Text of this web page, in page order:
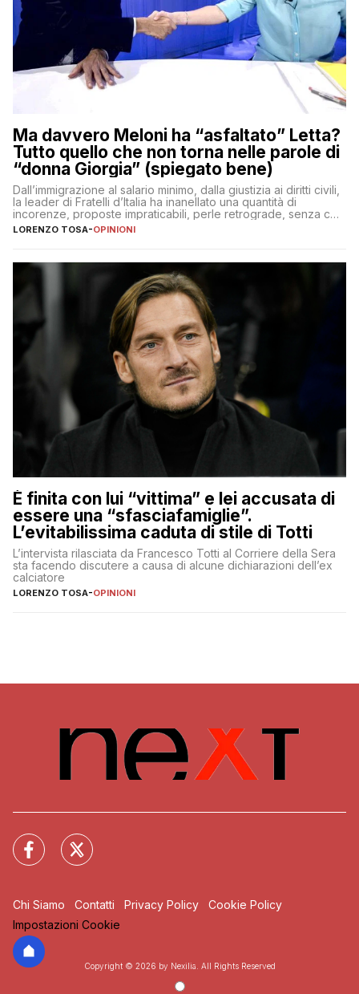
Ma davvero Meloni ha “asfaltato” Letta?
Tutto quello che non torna nelle parole di
“donna Giorgia” (spiegato bene)
Dall’immigrazione al salario minimo, dalla giustizia ai diritti civili,
la leader di Fratelli d’Italia ha inanellato una quantità di
incorenze, proposte impraticabili, perle retrograde, senza che
nessuno – a destra come a sinistra – glielo abbia fatto notare
LORENZO TOSA-OPINIONI
È finita con lui “vittima” e lei accusata di
essere una “sfasciafamiglie”.
L’evitabilissima caduta di stile di Totti
L’intervista rilasciata da Francesco Totti al Corriere della Sera
sta facendo discutere a causa di alcune dichiarazioni dell’ex
calciatore
LORENZO TOSA-OPINIONI
Chi Siamo Contatti Privacy Policy
Cookie Policy
Impostazioni Cookie
Copyright © 2026 by Nexilia. All Rights Reserved